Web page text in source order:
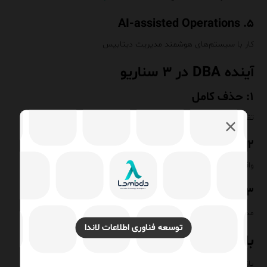
توسعه فناوری اطلاعات لاندا
۵. AI-assisted Operations
کار با سیستم‌های هوشمند مدیریت دیتابیس
آینده DBA در ۳ سناریو
۱: حذف کامل
تقریباً غیرممکن
۲: کاهش نقش عملیاتی
واقعی و در حال وقوع
۳: ارتقای نقش
محتمل‌ترین سناریو
بازار کار DBA
بازار در حال کوچک شدن نیست، بلکه در حال polarize شدن است: